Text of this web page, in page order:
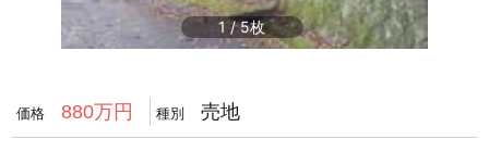
1 /5
価格 880万円 種別 売地